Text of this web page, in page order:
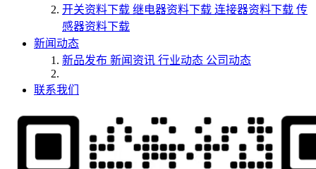
开关资料下载 继电器资料下载 连接器资料下载 传
感器资料下载
新闻动态
新品发布 新闻资讯 行业动态 公司动态
联系我们